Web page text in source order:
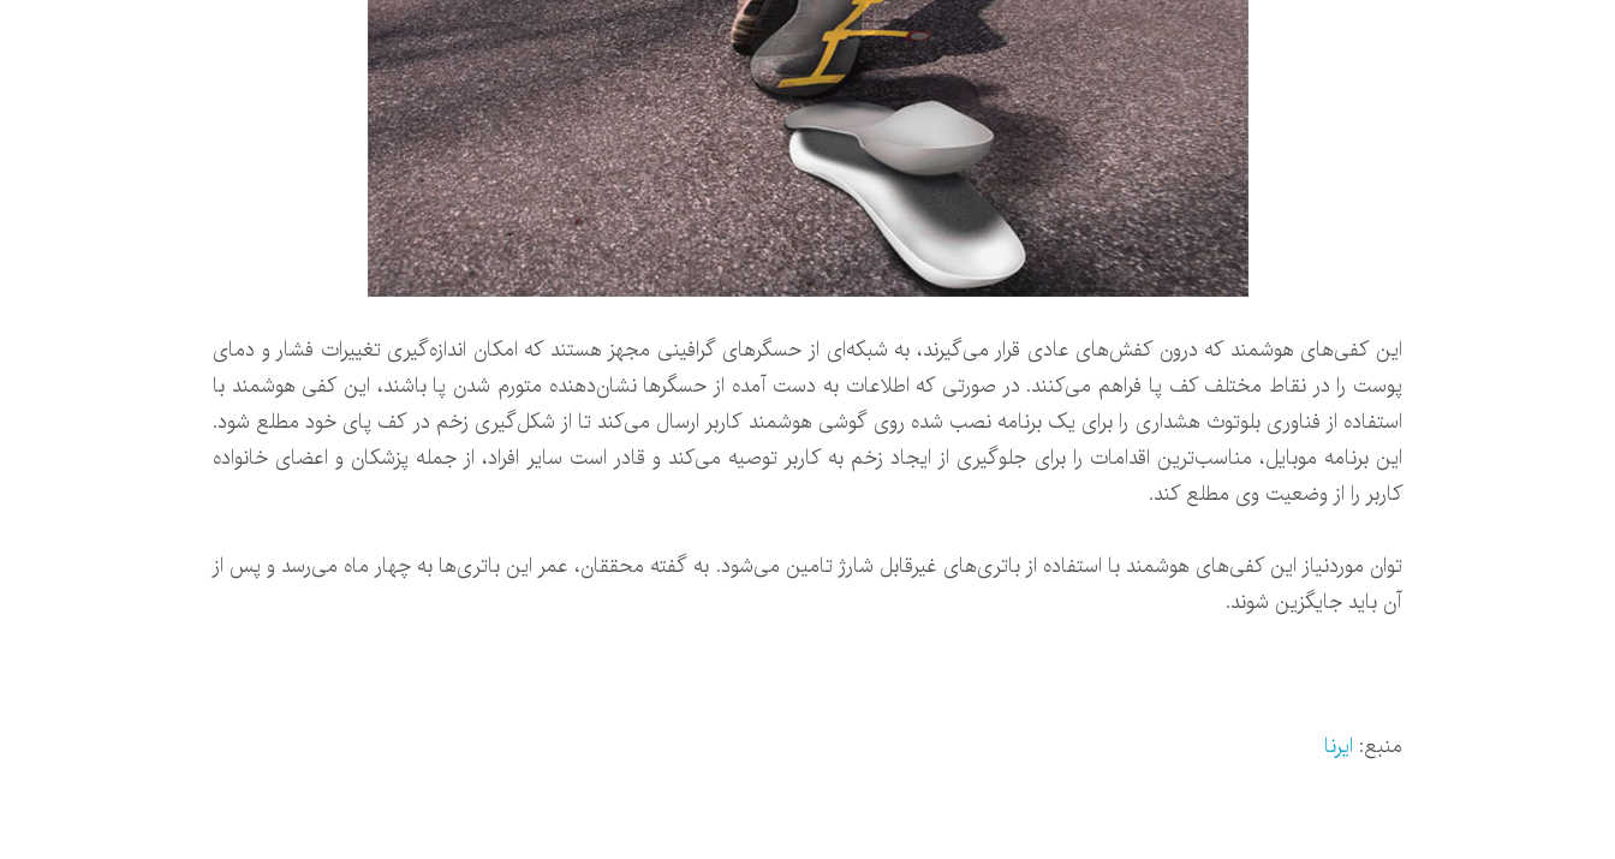
این کفی‌های هوشمند که درون کفش‌های عادی قرار می‌گیرند، به شبکه‌ای از حسگرهای گرافینی مجهز هستند که امکان اندازه‌گیری تغییرات فشار و دمای
پوست را در نقاط مختلف کف پا فراهم می‌کنند. در صورتی که اطلاعات به دست آمده از حسگرها نشان‌دهنده متورم شدن پا باشند، این کفی هوشمند با
استفاده از فناوری بلوتوث هشداری را برای یک برنامه نصب شده روی گوشی هوشمند کاربر ارسال می‌کند تا از شکل‌گیری زخم در کف پای خود مطلع شود.
این برنامه موبایل، مناسب‌ترین اقدامات را برای جلوگیری از ایجاد زخم به کاربر توصیه می‌کند و قادر است سایر افراد، از جمله پزشکان و اعضای خانواده
کاربر را از وضعیت وی مطلع کند.
توان موردنیاز این کفی‌های هوشمند با استفاده از باتری‌های غیرقابل شارژ تامین می‌شود. به گفته محققان، عمر این باتری‌ها به چهار ماه می‌رسد و پس از
آن باید جایگزین شوند.
منبع: ایرنا